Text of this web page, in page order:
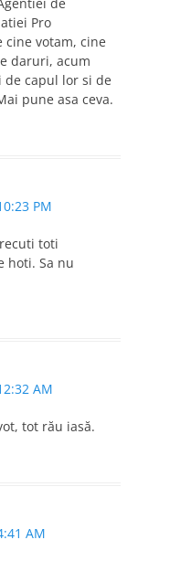
Pro
cine votam, cine
daruri, acum
capul lor si de
pune asa ceva.
PM
toti
hoti. Sa nu
AM
tot rău iasă.
AM